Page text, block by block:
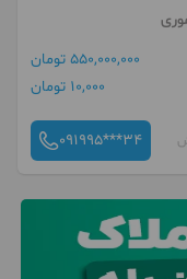
550,000,000 تومان
10,000 تومان
091995***34